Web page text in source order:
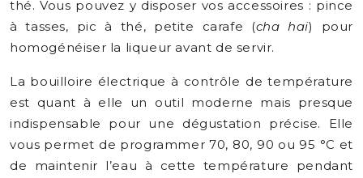
thé. Vous pouvez y disposer vos accessoires : pince
à tasses, pic à thé, petite carafe (cha hai) pour
homogénéiser la liqueur avant de servir.
La bouilloire électrique à contrôle de température
est quant à elle un outil moderne mais presque
indispensable pour une dégustation précise. Elle
vous permet de programmer 70, 80, 90 ou 95 °C et
de maintenir l’eau à cette température pendant